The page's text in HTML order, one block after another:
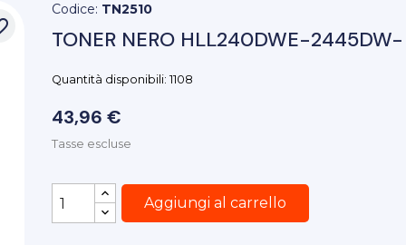
Codice: TN2510
TONER NERO HLL240DWE-2445DW-
Quantità disponibili: 1108
43,96 €
Tasse escluse
Aggiungi al carrello